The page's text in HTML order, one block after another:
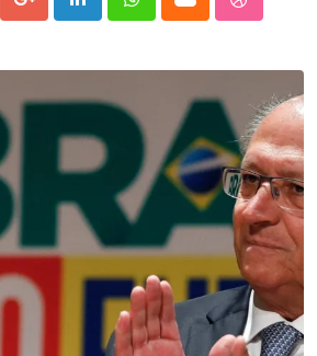
Google+LinkedInWhatsappCloud